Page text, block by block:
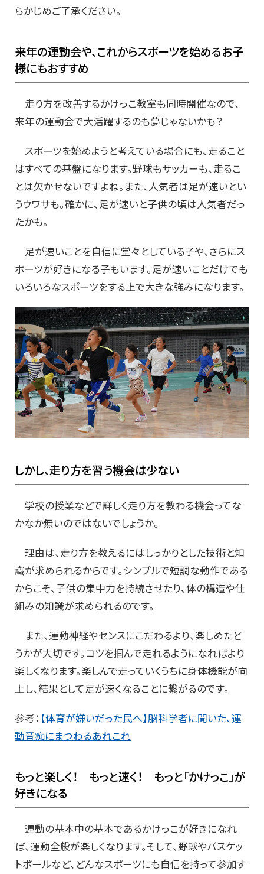
らかじめご了承ください。
来年の運動会や、これからスポーツを始めるお子
様にもおすすめ
走り方を改善するかけっこ教室も同時開催なので、
来年の運動会で大活躍するのも夢じゃないかも？
スポーツを始めようと考えている場合にも、走ること
はすべての基盤になります。野球もサッカーも、走るこ
とは欠かせないですよね。また、人気者は足が速いとい
うウワサも。確かに、足が速いと子供の頃は人気者だっ
たかも。
足が速いことを自信に堂々としている子や、さらにス
ポーツが好きになる子もいます。足が速いことだけでも
いろいろなスポーツをする上で大きな強みになります。
しかし、走り方を習う機会は少ない
学校の授業などで詳しく走り方を教わる機会ってな
かなか無いのではないでしょうか。
理由は、走り方を教えるにはしっかりとした技術と知
識が求められるからです。シンプルで短調な動作である
からこそ、子供の集中力を持続させたり、体の構造や仕
組みの知識が求められるのです。
また、運動神経やセンスにこだわるより、楽しめたど
うかが大切です。コツを掴んで走れるようになればより
楽しくなります。楽しんで走っていくうちに身体機能が向
上し、結果として足が速くなることに繋がるのです。
参考： 【体育が嫌いだった民へ】脳科学者に聞いた、運
動音痴にまつわるあれこれ
もっと楽しく！ もっと速く！ もっと「かけっこ」が
好きになる
運動の基本中の基本であるかけっこが好きになれ
ば、運動全般が楽しくなります。そして、野球やバスケッ
トボールなど、どんなスポーツにも自信を持って参加す